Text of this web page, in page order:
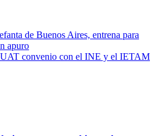
de Buenos Aires, entrena para
apuro
convenio con el INE y el IETAM